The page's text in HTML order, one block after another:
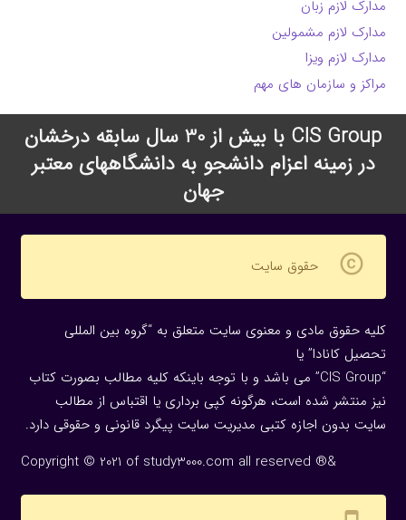
مدارک لازم زبان
مدارک لازم مشمولین
مدارک لازم ویزا
مراکز و سازمان های مهم
CIS Group با بیش از 30 سال سابقه درخشان
در زمینه اعزام دانشجو به دانشگاههای معتبر
جهان
copyright حقوق سایت
کلیه حقوق مادی و معنوی سایت متعلق به “گروه بین المللی
تحصیل کانادا” یا
“CIS Group” می باشد و با توجه باینکه کلیه مطالب بصورت کتاب
نیز منتشر شده است، هرگونه كپی برداری یا اقتباس از مطالب
سایت بدون اجازه كتبی مدیریت سایت پیگرد قانونی و حقوقی دارد.
Copyright © 2021 of study3000.com all reserved ®&